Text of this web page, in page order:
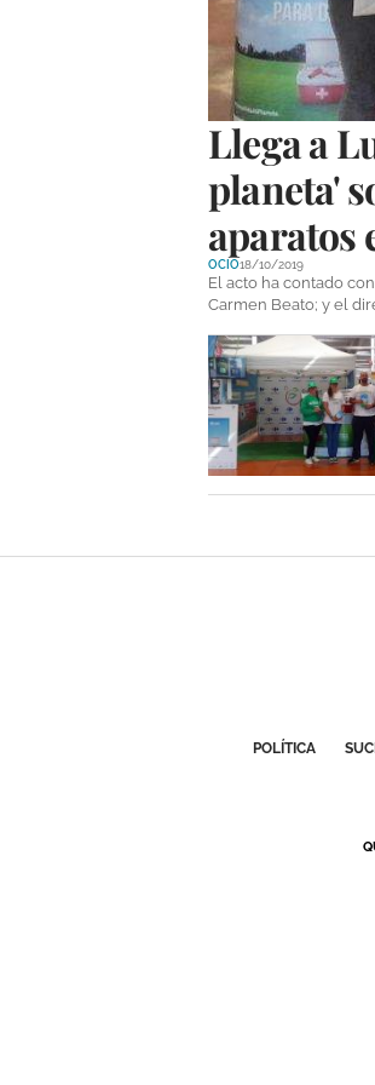
Llega a
planeta'
aparatos
OCIO18/10/2019
El acto ha contado
Carmen Beato; y el
POLÍTICA